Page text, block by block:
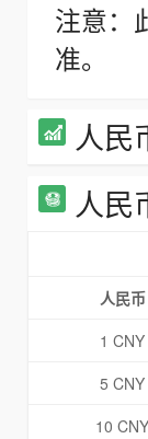
注意：
准。
人民
人民
人民币
1 CNY
5 CNY
10 CNY